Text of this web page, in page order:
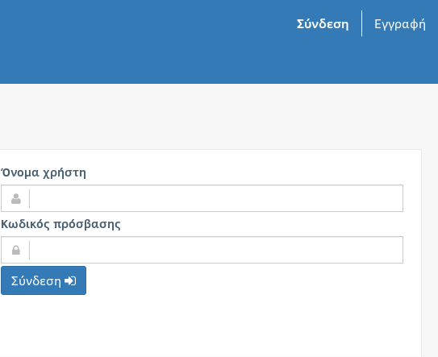
Εγγραφή
Σύνδεση
Όνομα χρήστη
Κωδικός πρόσβασης
Σύνδεση